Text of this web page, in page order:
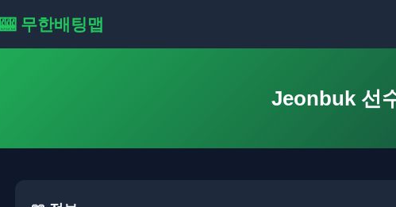
🎰 무한배팅맵
Jeonbuk 선